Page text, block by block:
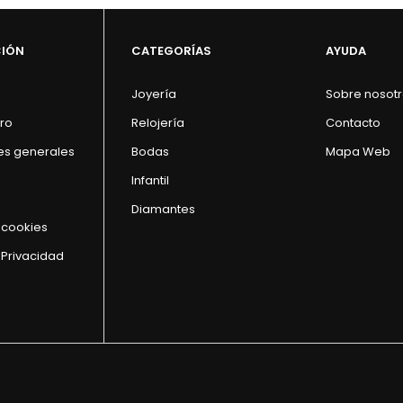
generales
CATEGORÍAS
Joyería
Relojería
Bodas
Infantil
Diamantes
AYUDA
Sobre
Contacto
Mapa Web